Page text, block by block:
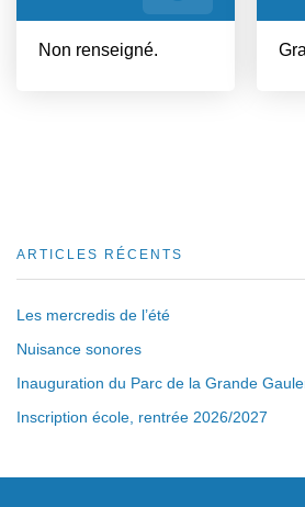
Non renseigné.
ARTICLES RÉCENTS
Les mercredis de l’été
Nuisance sonores
Inauguration du Parc de la Grande
Inscription école, rentrée 2026/2027